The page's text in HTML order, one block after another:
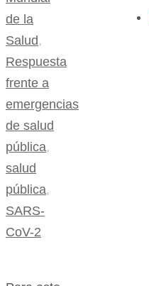
de la
Salud ,
Respuesta
frente a
emergencias
de salud
pública,
salud
pública,
SARS-
CoV-2